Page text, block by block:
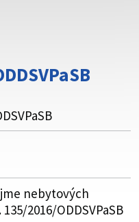
zdieľate informácie iba
Zabezpečená stránka
webového sídla.
nebytových
2016/ODDSVPaSB